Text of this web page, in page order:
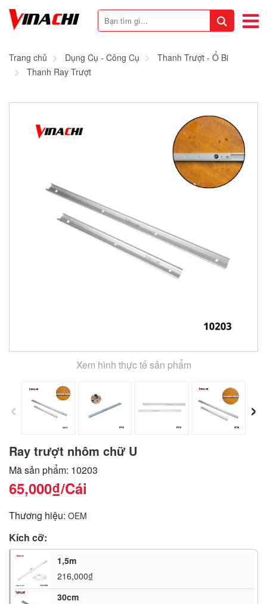
Trang chủ Dụng Cụ - Công Cụ
Thanh Trượt - Ổ Bi
Thanh Ray Trượt
Xem hình thực tế sản phẩm
‹ ›
Ray trượt nhôm chữ U
Mã sản phẩm: 10203
65,000₫/Cái
Thương hiệu: OEM
Kích cỡ:
1,5m
216,000₫
30cm